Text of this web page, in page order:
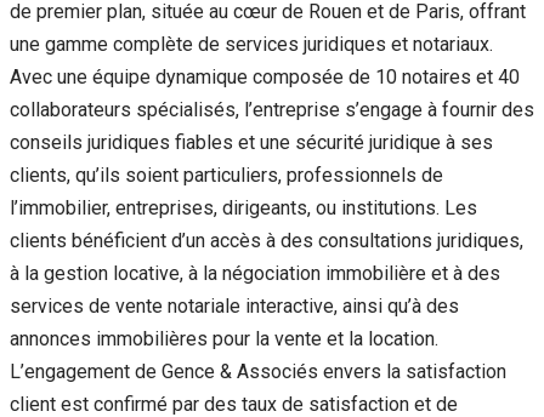
de premier plan, située au cœur de Rouen et de Paris, offrant
une gamme complète de services juridiques et notariaux.
Avec une équipe dynamique composée de 10 notaires et 40
collaborateurs spécialisés, l’entreprise s’engage à fournir des
conseils juridiques fiables et une sécurité juridique à ses
clients, qu’ils soient particuliers, professionnels de
l’immobilier, entreprises, dirigeants, ou institutions. Les
clients bénéficient d’un accès à des consultations juridiques,
à la gestion locative, à la négociation immobilière et à des
services de vente notariale interactive, ainsi qu’à des
annonces immobilières pour la vente et la location.
L’engagement de Gence & Associés envers la satisfaction
client est confirmé par des taux de satisfaction et de